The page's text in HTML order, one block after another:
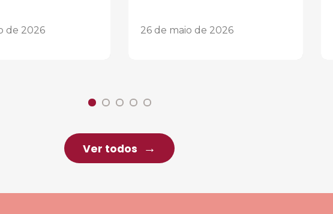
de 2026 26 de maio de 2026
Ver todos